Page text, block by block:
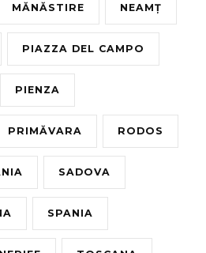
MĂNĂSTIRE NEAMȚ
PIAZZA DEL CAMPO
PIENZA
PRIMĂVARA RODOS
SADOVA
SPANIA